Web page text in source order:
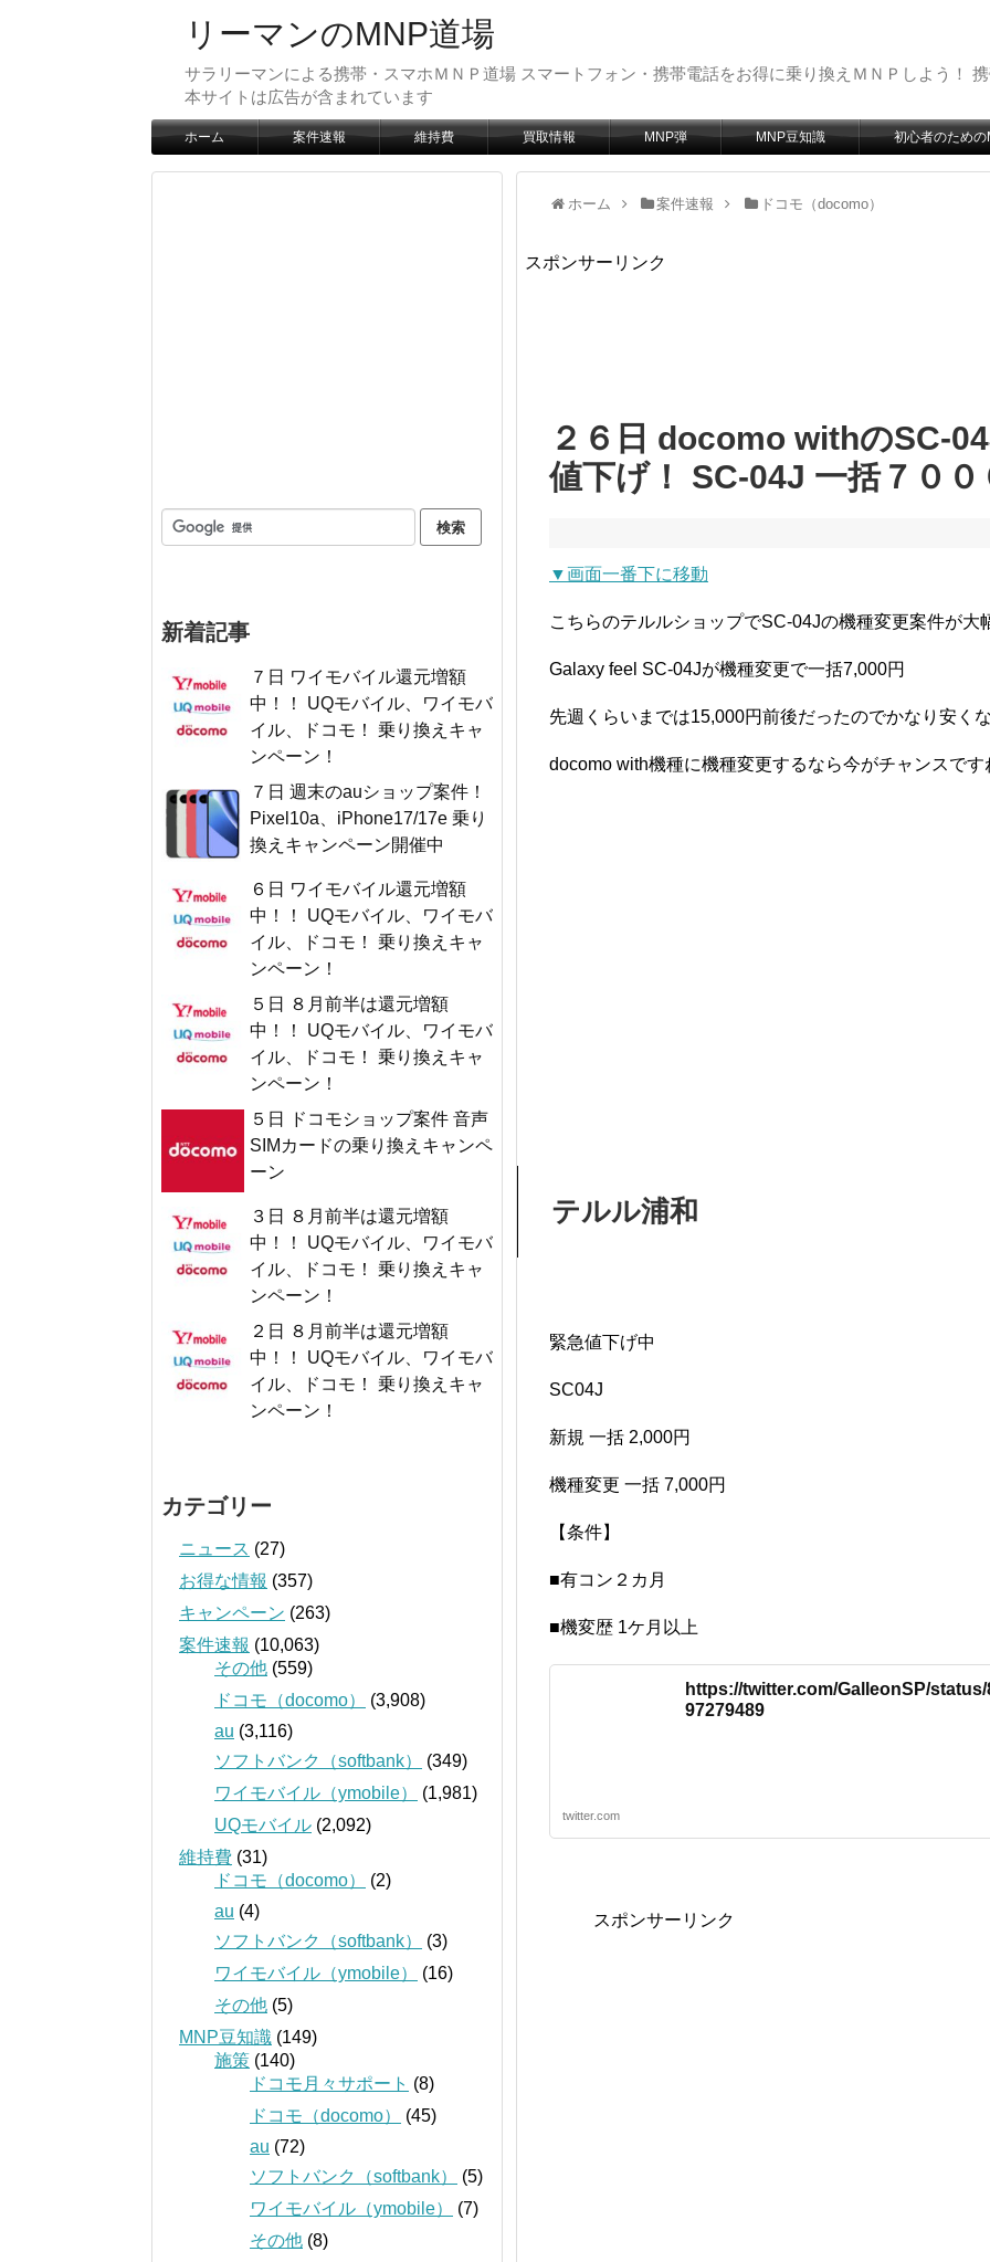
リーマンのMNP道場
サラリーマンによる携帯・スマホＭＮＰ道場 スマートフォン・携帯電話をお得に乗り換えＭＮＰしよう！
本サイトは広告が含まれています
ホーム 案件速報 維持費 買取情報 MNP弾 MNP豆知識 初心者のための
ホーム 案件速報 ドコモ（docomo）
スポンサーリンク
２６日 docomo withのSC-
値下げ！ SC-04J 一括７００
▼画面一番下に移動
こちらのテルルショップでSC-04Jの機種変更案件が大
Galaxy feel SC-04Jが機種変更で一括7,000円
先週くらいまでは15,000円前後だったのでかなり安く
docomo with機種に機種変更するなら今がチャンスです
テルル浦和
緊急値下げ中
SC04J
新規 一括 2,000円
機種変更 一括 7,000円
【条件】
■有コン２カ月
■機変歴 1ケ月以上
https://twitter.com/GalleonSP/status/
97279489
twitter.com
スポンサーリンク
新着記事
７日 ワイモバイル還元増額
中！！ UQモバイル、ワイモバ
イル、ドコモ！ 乗り換えキャ
ンペーン！
７日 週末のauショップ案件！
Pixel10a、iPhone17/17e 乗り
換えキャンペーン開催中
６日 ワイモバイル還元増額
中！！ UQモバイル、ワイモバ
イル、ドコモ！ 乗り換えキャ
ンペーン！
５日 ８月前半は還元増額
中！！ UQモバイル、ワイモバ
イル、ドコモ！ 乗り換えキャ
ンペーン！
５日 ドコモショップ案件 音声
SIMカードの乗り換えキャンペ
ーン
３日 ８月前半は還元増額
中！！ UQモバイル、ワイモバ
イル、ドコモ！ 乗り換えキャ
ンペーン！
２日 ８月前半は還元増額
中！！ UQモバイル、ワイモバ
イル、ドコモ！ 乗り換えキャ
ンペーン！
カテゴリー
ニュース (27)
お得な情報 (357)
キャンペーン (263)
案件速報 (10,063)
その他 (559)
ドコモ（docomo）
(3,908)
au (3,116)
ソフトバンク（softbank）
(349)
ワイモバイル（ymobile）
(1,981)
UQモバイル (2,092)
維持費 (31)
ドコモ（docomo）
(2)
au (4)
ソフトバンク（softbank）
(3)
ワイモバイル（ymobile）
(16)
その他 (5)
MNP豆知識 (149)
施策 (140)
ドコモ月々サポート (8)
ドコモ（docomo）
(45)
au (72)
ソフトバンク（softbank）
(5)
ワイモバイル（ymobile）
(7)
その他 (8)